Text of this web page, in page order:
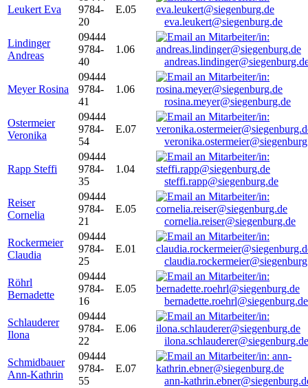
Leukert Eva
9784-
20
E.05
eva.leukert@siegenburg.de
Lindinger
Andreas
09444
9784-
40
1.06
Meyer Rosina
09444
9784-
41
1.06
rosina.meyer@siegenburg.de
Ostermeier
Veronika
09444
9784-
54
E.07
Rapp Steffi
09444
9784-
35
1.04
steffi.rapp@siegenburg.de
Reiser
Cornelia
09444
9784-
21
E.05
cornelia.reiser@siegenburg.de
Rockermeier
Claudia
09444
9784-
25
E.01
Röhrl
Bernadette
09444
9784-
16
E.05
bernadette.roehrl@siegenburg.de
Schlauderer
Ilona
09444
9784-
22
E.06
ilona.schlauderer@siegenburg.de
Schmidbauer
Ann-Kathrin
09444
9784-
55
E.07
ann-